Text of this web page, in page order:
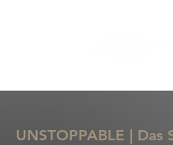
UNSTOPPABLE | Das